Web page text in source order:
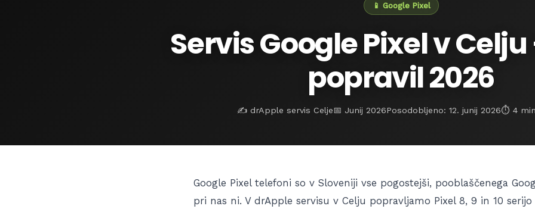
📱 Google Pixel
Servis Google Pixel v
popravil 2026
✍️ drApple servis Celje📅 Junij 2026Posodobljeno: 12. junij 2026⏱️ 4
Google Pixel telefoni so v Sloveniji vse pogostejši, pooblaščenega
pri nas ni. V drApple servisu v Celju popravljamo Pixel 8, 9 in 10 serijo